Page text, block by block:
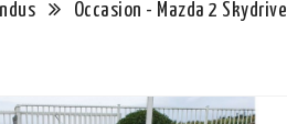
Occasion - Mazda 2 Skydrive